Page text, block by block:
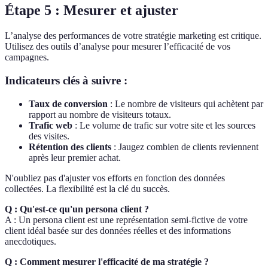
Étape 5 : Mesurer et ajuster
L’analyse des performances de votre stratégie marketing est critique.
Utilisez des outils d’analyse pour mesurer l’efficacité de vos
campagnes.
Indicateurs clés à suivre :
Taux de conversion : Le nombre de visiteurs qui achètent par
rapport au nombre de visiteurs totaux.
Trafic web : Le volume de trafic sur votre site et les sources
des visites.
Rétention des clients : Jaugez combien de clients reviennent
après leur premier achat.
N'oubliez pas d'ajuster vos efforts en fonction des données
collectées. La flexibilité est la clé du succès.
Q : Qu'est-ce qu'un persona client ?
A : Un persona client est une représentation semi-fictive de votre
client idéal basée sur des données réelles et des informations
anecdotiques.
Q : Comment mesurer l'efficacité de ma stratégie ?